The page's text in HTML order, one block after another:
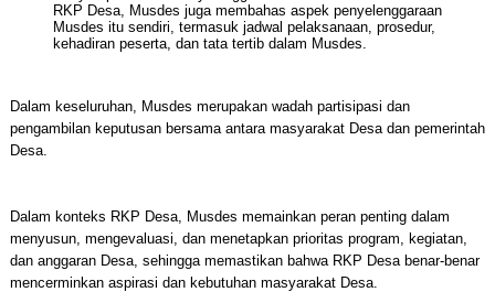
RKP Desa, Musdes juga membahas aspek penyelenggaraan
Musdes itu sendiri, termasuk jadwal pelaksanaan, prosedur,
kehadiran peserta, dan tata tertib dalam Musdes.
Dalam keseluruhan, Musdes merupakan wadah partisipasi dan
pengambilan keputusan bersama antara masyarakat Desa dan pemerintah
Desa.
Dalam konteks RKP Desa, Musdes memainkan peran penting dalam
menyusun, mengevaluasi, dan menetapkan prioritas program, kegiatan,
dan anggaran Desa, sehingga memastikan bahwa RKP Desa benar-benar
mencerminkan aspirasi dan kebutuhan masyarakat Desa.